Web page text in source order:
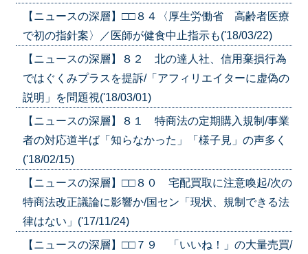
【ニュースの深層】□□８４〈厚生労働省 高齢者医療
で初の指針案〉／医師が健食中止指示も('18/03/22)
【ニュースの深層】８２ 北の達人社、信用棄損行為
ではぐくみプラスを提訴/「アフィリエイターに虚偽の
説明」を問題視('18/03/01)
【ニュースの深層】８１ 特商法の定期購入規制/事業
者の対応道半ば「知らなかった」「様子見」の声多く
('18/02/15)
【ニュースの深層】□□８０ 宅配買取に注意喚起/次の
特商法改正議論に影響か/国セン「現状、規制できる法
律はない」('17/11/24)
【ニュースの深層】□□７９ 「いいね！」の大量売買/